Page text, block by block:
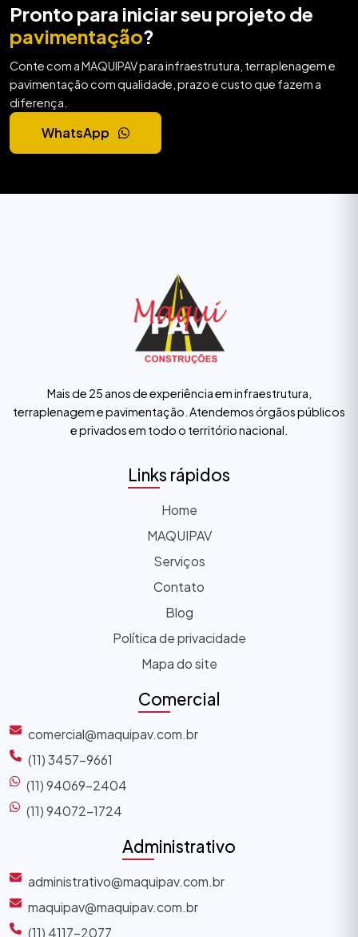
Pronto para iniciar seu projeto de
pavimentação?
Conte com a MAQUIPAV para infraestrutura, terraplenagem e
pavimentação com qualidade, prazo e custo que fazem a
diferença.
WhatsApp
Mais de 25 anos de experiência em infraestrutura,
terraplenagem e pavimentação. Atendemos órgãos públicos
e privados em todo o território nacional.
Links rápidos
Home
MAQUIPAV
Serviços
Contato
Blog
Política de privacidade
Mapa do site
Comercial
comercial@maquipav.com.br
(11) 3457-9661
(11) 94069-2404
(11) 94072-1724
Administrativo
administrativo@maquipav.com.br
maquipav@maquipav.com.br
(11) 4117-2077